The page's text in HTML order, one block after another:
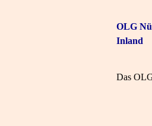
OLG
Inland
Das